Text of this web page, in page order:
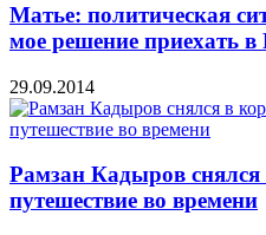
Матье: политическая
мое решение приехать
29.09.2014
Рамзан Кадыров
путешествие во времени